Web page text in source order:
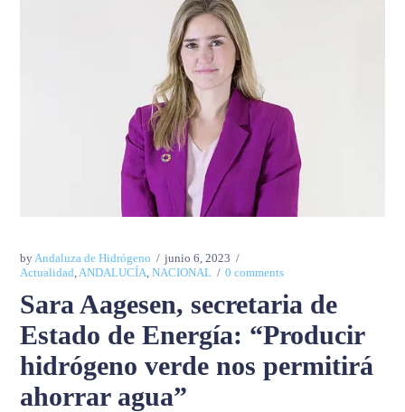
by Andaluza de Hidrógeno
junio 6, 2023
Actualidad ANDALUCÍA ,NACIONAL 0 comments
Sara Aagesen, secretaria de
Estado de Energía: “Producir
hidrógeno verde nos permitirá
ahorrar agua”